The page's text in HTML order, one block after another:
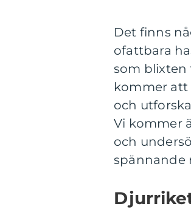
Det finns
ofattbara
som blixten
kommer att
och
Vi kommer
och
spännande